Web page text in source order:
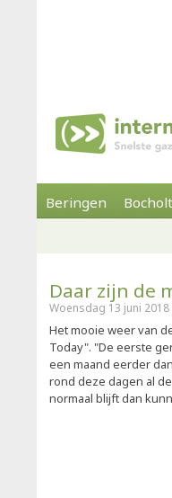
Beringen Bocholt
Daar zijn de
Woensdag 13 juni 2018
Het mooie weer van
Today". "De eerste
een maand eerder
rond deze dagen al
normaal blijft dan